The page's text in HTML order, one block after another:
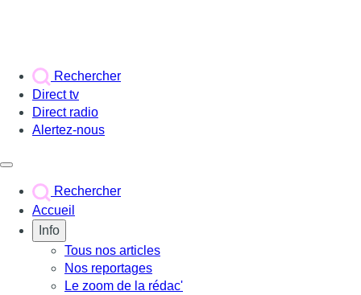
Rechercher
Direct tv
Direct radio
Alertez-nous
Rechercher
Accueil
Info
Tous nos articles
Nos reportages
Le zoom de la rédac'